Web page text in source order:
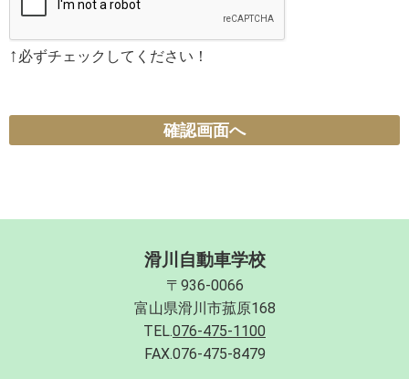
↑ 必ずチェックしてください！
確認画面へ
滑川自動車学校
〒936-0066
富山県滑川市菰原168
TEL.076-475-1100
FAX.076-475-8479